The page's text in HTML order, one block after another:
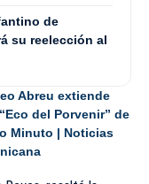
de
su reelección al
Abreu extiende
del Porvenir” de
Minuto | Noticias